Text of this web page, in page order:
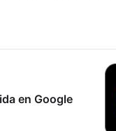
en Google